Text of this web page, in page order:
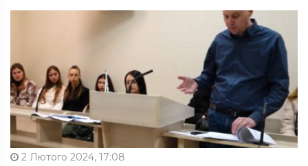
2 Лютого 2024, 17:08